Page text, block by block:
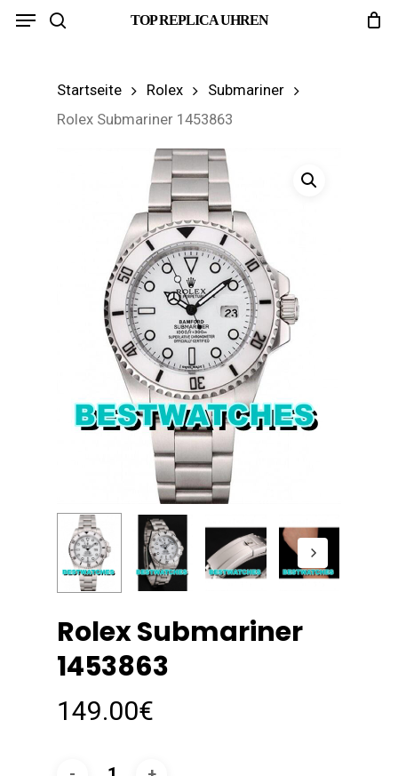
Skip
TOP REPLICA UHREN
Menu
Startseite Rolex
Submariner
Rolex Submariner 1453863
Rolex Submariner
1453863
149.00€